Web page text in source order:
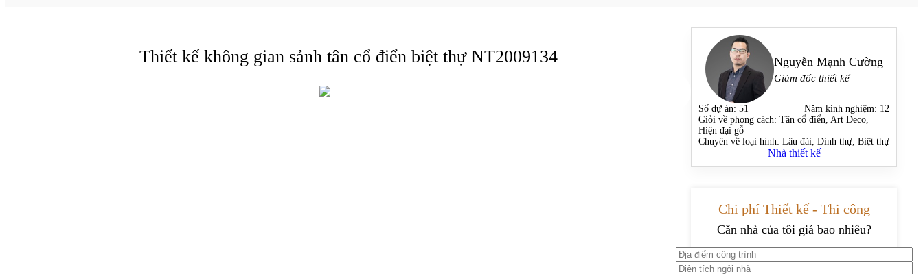
Thiết kế không gian sảnh tân cổ điển biệt thự NT2009134 Nguyễn Mạnh Cường
Giám đốc thiết kế
Số dự án: 51 Năm kinh nghiệm: 12
Giỏi về phong cách: Tân cổ điển, Art Deco,
Hiện đại gỗ
Chuyên về loại hình: Lâu đài, Dinh thự, Biệt thự
Nhà thiết kế
Chi phí Thiết kế - Thi công
Căn nhà của tôi giá bao nhiêu?